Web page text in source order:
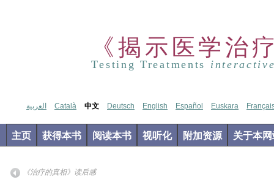
《揭示医学治
Testing Treatments
العربية Català 中文 Deutsch English Español Euskara
主页 获得本书 阅读本书 视听化 附加资源 关于本网
《治疗的真相》读后感